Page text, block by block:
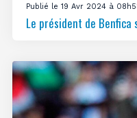
Publié le 19 Avr 2024 à
Le président de Benfica